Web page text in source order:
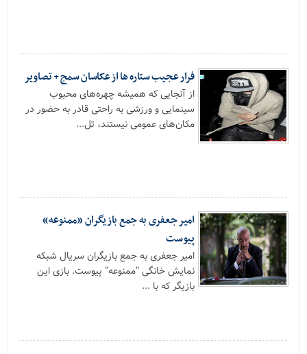
فرار عجیب ستاره ها از عکاسان سمج + تصاویر
از آنجایی که همیشه چهره‌های محبوب
سینمایی و ورزشی به راحتی قادر به حضور در
مکان‌های عمومی نیستند، تل...
امیر جعفری به جمع بازیگران «ممنوعه»
پیوست
امیر جعفری به جمع بازیگران سریال شبکه
نمایش خانگی “ممنوعه” پیوست. بازی این
بازیگر که با ...